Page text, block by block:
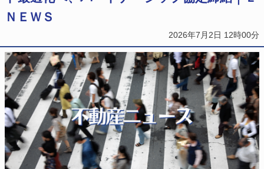
ＮＥＷＳ
2026年7月2日 12時00分